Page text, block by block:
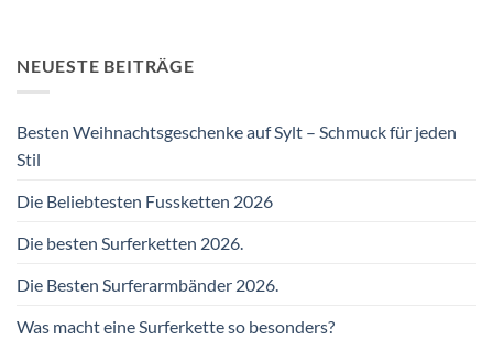
NEUESTE BEITRÄGE
Besten Weihnachtsgeschenke auf Sylt – Schmuck für jeden
Stil
Die Beliebtesten Fussketten 2026
Die besten Surferketten 2026.
Die Besten Surferarmbänder 2026.
Was macht eine Surferkette so besonders?